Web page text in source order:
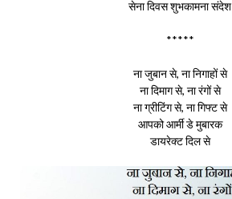
सेना दिवस शुभकामना संदेश
*****
ना जुबान से, ना निगाहों से
ना दिमाग से, ना रंगों से
ना ग्रीटिंग से, ना गिफ्ट से
आपको आर्मी डे मुबारक
डायरेक्ट दिल से